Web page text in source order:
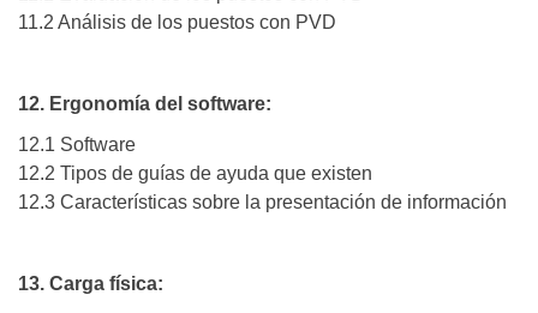
11.2 Análisis de los puestos con PVD
12. Ergonomía del software:
12.1 Software
12.2 Tipos de guías de ayuda que existen
12.3 Características sobre la presentación de información
13. Carga física: